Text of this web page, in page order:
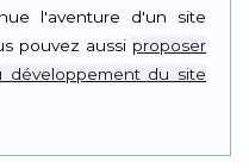
l'aventure d'un site
pouvez aussi proposer
développement du site